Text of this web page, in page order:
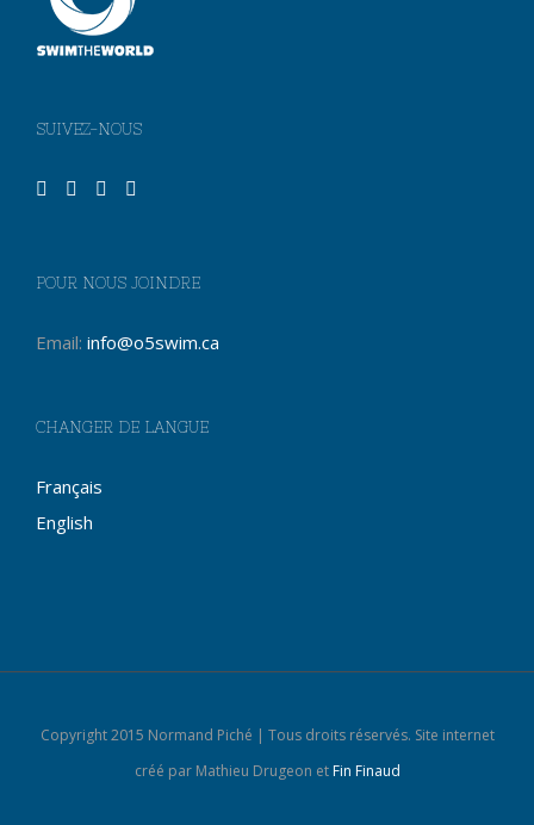
SUIVEZ-NOUS
POUR NOUS JOINDRE
Email: info@o5swim.ca
CHANGER DE LANGUE
Français
English
Copyright 2015 Normand Piché | Tous droits réservés. Site internet
créé par Mathieu Drugeon etFin Finaud